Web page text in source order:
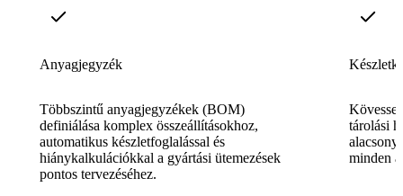
Anyagjegyzék
Többszintű anyagjegyzékek (BOM)
definiálása komplex összeállításokhoz,
automatikus készletfoglalással és
hiánykalkulációkkal a gyártási ütemezések
pontos tervezéséhez.
Kövesse
tárolási
alacsony
minden